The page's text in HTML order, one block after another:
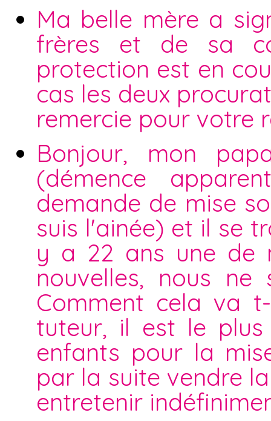
Ma belle mère a
frères et de sa
protection est en
cas les deux
remercie pour votre
Bonjour, mon
(démence
demande de mise
suis l'ainée) et il se
y a 22 ans une de
nouvelles, nous
Comment cela va
tuteur, il est le
enfants pour la
par la suite vendre
entretenir